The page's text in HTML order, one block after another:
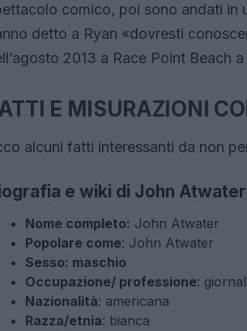
comico, poi sono andati in
detto a Ryan «dovresti
2013 a Race Point Beach
E MISURAZIONI
alcuni fatti interessanti da non
e wiki di John Atwater
Nome completo: John Atwater
Popolare come: John Atwater
Sesso: maschio
Occupazione/ professione:
Nazionalità: americana
Razza/etnia: bianca